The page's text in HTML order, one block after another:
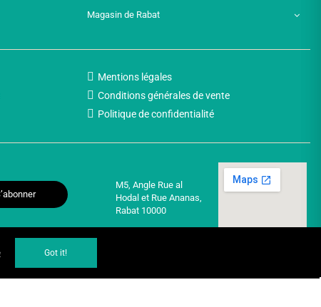
Magasin de Rabat
Mentions légales
Conditions générales de vente
Politique de confidentialité
M5, Angle Rue al
Hodal et Rue Ananas,
Rabat 10000
Got it!